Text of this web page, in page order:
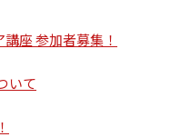
座 参加者募集！
いて